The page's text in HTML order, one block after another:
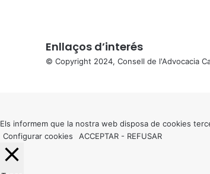
Enllaços d’interés
© Copyright 2024, Consell de l'Advocacia
button
Els informem que la nostra web disposa de cookies
Configurar cookies
ACCEPTAR - REFUSAR